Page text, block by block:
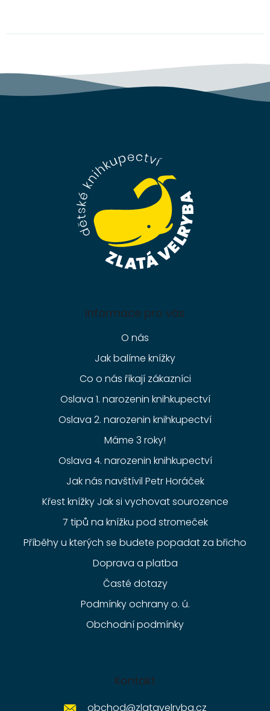
Informace pro vás
O nás
Jak balíme knížky
Co o nás říkají zákazníci
Oslava 1. narozenin knihkupectví
Oslava 2. narozenin knihkupectví
Máme 3 roky!
Oslava 4. narozenin knihkupectví
Jak nás navštívil Petr Horáček
Křest knížky Jak si vychovat sourozence
7 tipů na knížku pod stromeček
Příběhy u kterých se budete popadat za břicho
Doprava a platba
Časté dotazy
Podmínky ochrany o. ú.
Obchodní podmínky
Kontakt
obchod@zlatavelryba.cz